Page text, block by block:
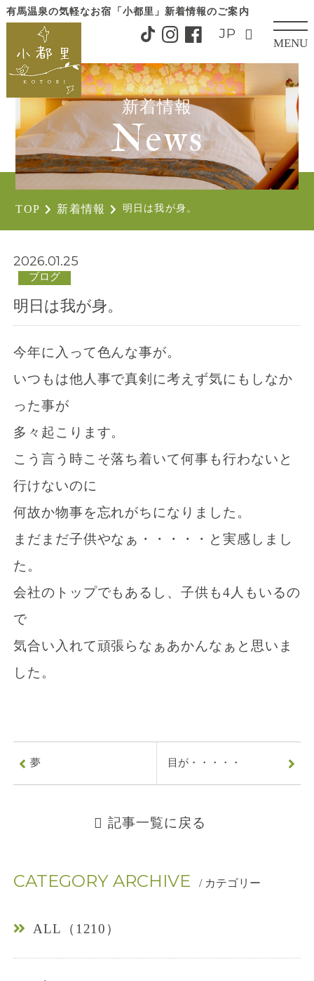
有馬温泉の気軽なお宿「小都里」 新着情報のご案内
MENU
CLOSE
0
0
4
新着情報
News
TOP 新着情報 明日は我が身。
2026.01.25
ブログ
明日は我が身。
今年に入って色んな事が。
いつもは他人事で真剣に考えず気にもしなか
った事が
多々起こります。
こう言う時こそ落ち着いて何事も行わないと
行けないのに
何故か物事を忘れがちになりました。
まだまだ子供やなぁ・・・・・と実感しまし
た。
会社のトップでもあるし、子供も4人もいるの
で
気合い入れて頑張らなぁあかんなぁと思いま
した。
夢 目が・・・・・
記事一覧に戻る
CATEGORY ARCHIVE / カテゴリー
ALL（1210）